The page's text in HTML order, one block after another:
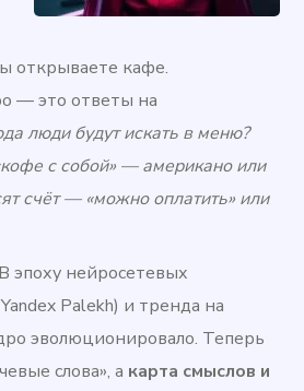
открываете кафе.
— это ответы на
люди будут искать в меню?
с собой» — американо или
счёт — «можно оплатить» или
В эпоху нейросетевых
Palekh) и тренда на
эволюционировало. Теперь
слова», а карта смыслов и